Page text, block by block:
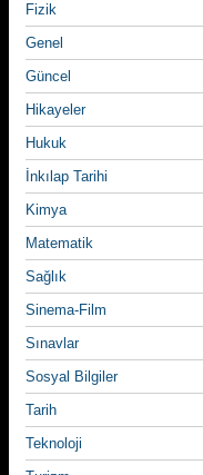
Fizik
Genel
Güncel
Hikayeler
Hukuk
İnkılap Tarihi
Kimya
Matematik
Sağlık
Sinema-Film
Sınavlar
Sosyal Bilgiler
Tarih
Teknoloji